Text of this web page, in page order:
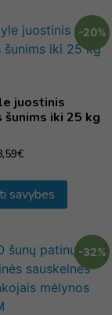
-20%
juostinis
šunims iki 25 kg
€
savybes
-32%